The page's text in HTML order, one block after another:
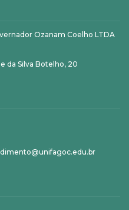
Ozanam Coelho LTDA
da Silva Botelho, 20